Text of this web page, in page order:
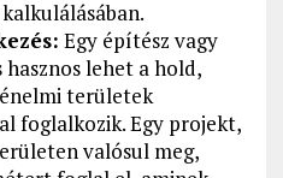
Egy építész vagy
lehet a hold,
területek
foglalkozik. Egy projekt,
valósul meg,